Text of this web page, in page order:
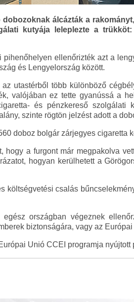
álcázták a
kutyája leleplezte a
pihenőhelyen ellenőrizték azt a
és Lengyelország között.
utastérből több különböző
valójában ez tette gyanússá a
és pénzkereső
szinte rögtön jelzést adott a
doboz bolgár zárjegyes cigaretta
hogy a furgont már megpakolva
hogyan kerülhetett a
költségvetési csalás
országban végeznek
biztonságára, vagy az
Unió CCEI programja nyújtott